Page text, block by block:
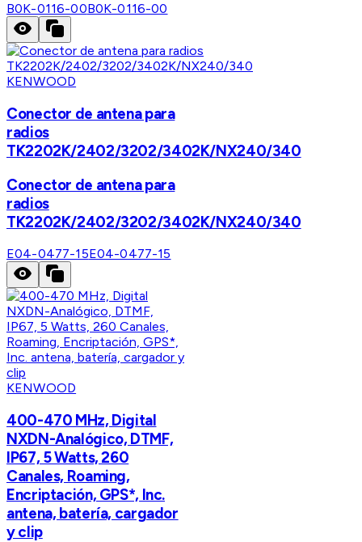
B0K-0116-00B0K-0116-00
KENWOOD
Conector de antena para
radios
TK2202K/2402/3202/3402K/NX240/340
Conector de antena para
radios
TK2202K/2402/3202/3402K/NX240/340
E04-0477-15E04-0477-15
KENWOOD
400-470 MHz, Digital
NXDN-Analógico, DTMF,
IP67, 5 Watts, 260
Canales, Roaming,
Encriptación, GPS*, Inc.
antena, batería, cargador
y clip